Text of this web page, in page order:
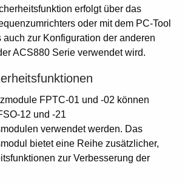
erfolgt über das
oder mit dem PC-Tool
auch zur Konfiguration der anderen
ACS880 Serie verwendet wird.
FPTC-01 und -02 können
12 und -21
verwendet werden. Das
bietet eine Reihe zusätzlicher,
zur Verbesserung der